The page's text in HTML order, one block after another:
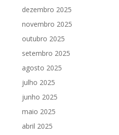
dezembro 2025
novembro 2025
outubro 2025
setembro 2025
agosto 2025
julho 2025
junho 2025
maio 2025
abril 2025